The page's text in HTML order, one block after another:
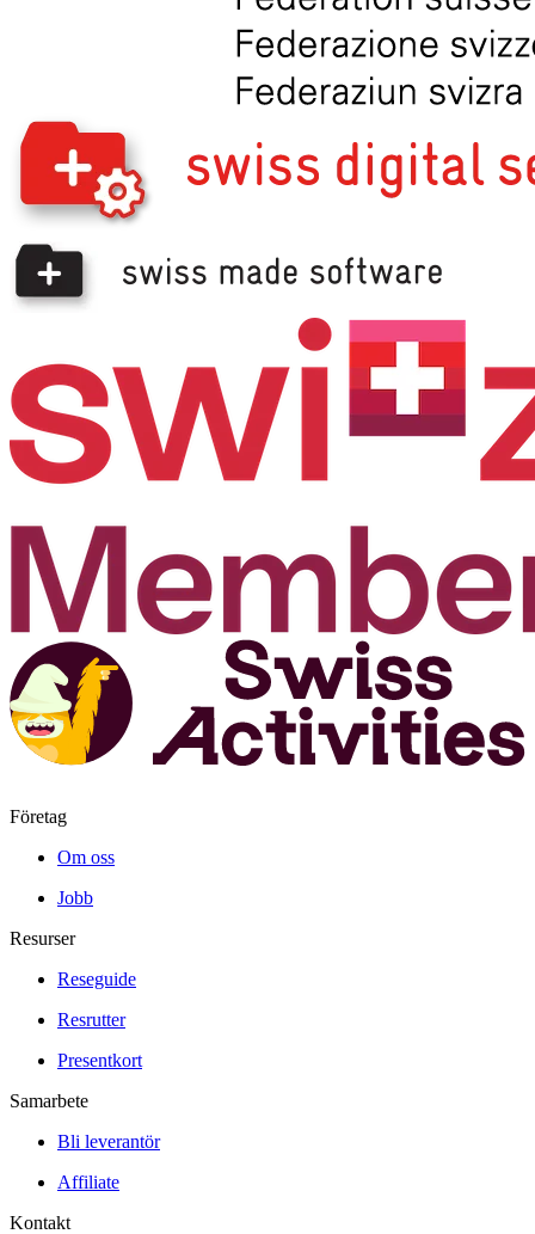
Företag
Om oss
Jobb
Resurser
Reseguide
Resrutter
Presentkort
Samarbete
Bli leverantör
Affiliate
Kontakt